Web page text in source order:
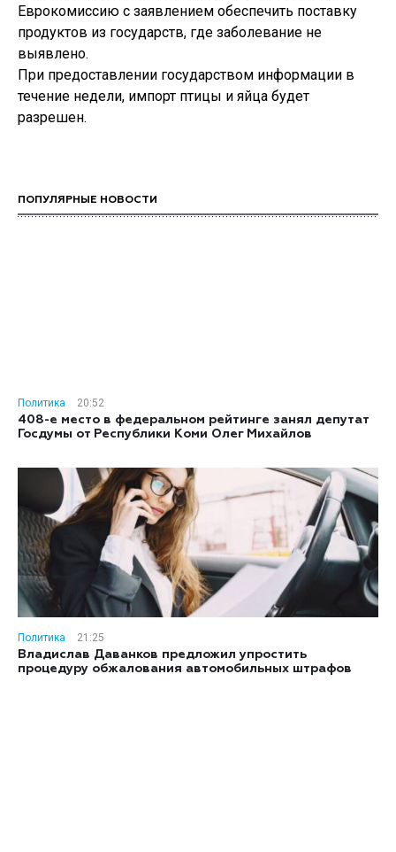
Еврокомиссию с заявлением обеспечить поставку
продуктов из государств, где заболевание не
выявлено.
При предоставлении государством информации в
течение недели, импорт птицы и яйца будет
разрешен.
ПОПУЛЯРНЫЕ НОВОСТИ
Политика
20:52
408-е место в федеральном рейтинге занял депутат
Госдумы от Республики Коми Олег Михайлов
Политика
21:25
Владислав Даванков предложил упростить
процедуру обжалования автомобильных штрафов